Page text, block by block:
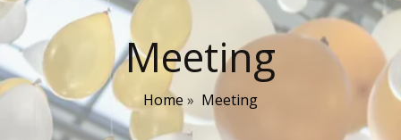
Meeting
Home » Meeting